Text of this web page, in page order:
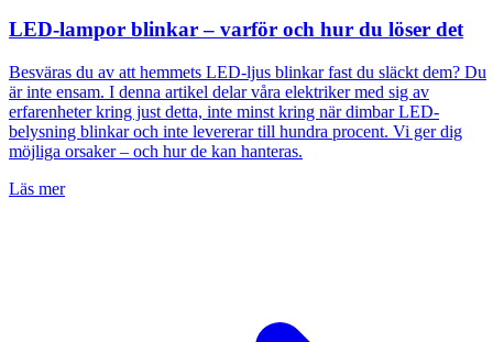
LED-lampor blinkar – varför och hur du löser det
Besväras du av att hemmets LED-ljus blinkar fast du släckt dem? Du
är inte ensam. I denna artikel delar våra elektriker med sig av
erfarenheter kring just detta, inte minst kring när dimbar LED-
belysning blinkar och inte levererar till hundra procent. Vi ger dig
möjliga orsaker – och hur de kan hanteras.
Läs mer